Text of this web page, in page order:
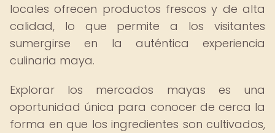
locales ofrecen productos frescos y de alta
calidad, lo que permite a los visitantes
sumergirse en la auténtica experiencia
culinaria maya.
Explorar los mercados mayas es una
oportunidad única para conocer de cerca la
forma en que los ingredientes son cultivados,